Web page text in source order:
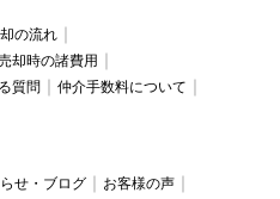
の流れ
却時の諸費用
質問
仲介手数料について
せ・ブログ
お客様の声